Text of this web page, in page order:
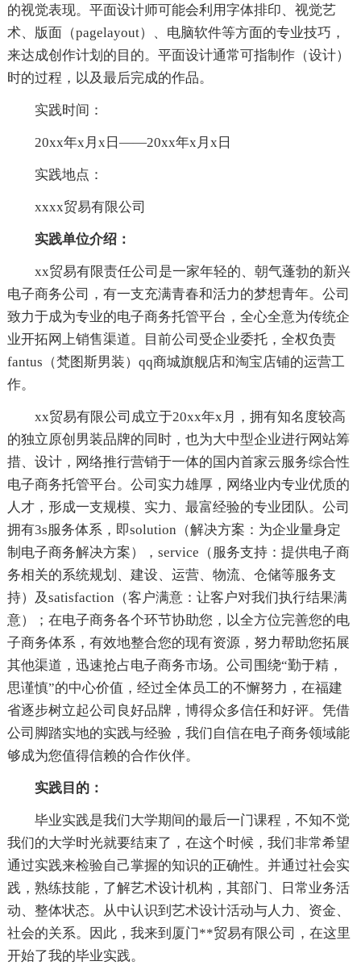
的视觉表现。平面设计师可能会利用字体排印、视觉艺
术、版面（pagelayout）、电脑软件等方面的专业技巧，
来达成创作计划的目的。平面设计通常可指制作（设计）
时的过程，以及最后完成的作品。
实践时间：
20xx年x月x日——20xx年x月x日
实践地点：
xxxx贸易有限公司
实践单位介绍：
xx贸易有限责任公司是一家年轻的、朝气蓬勃的新兴
电子商务公司，有一支充满青春和活力的梦想青年。公司
致力于成为专业的电子商务托管平台，全心全意为传统企
业开拓网上销售渠道。目前公司受企业委托，全权负责
fantus（梵图斯男装）qq商城旗舰店和淘宝店铺的运营工
作。
xx贸易有限公司成立于20xx年x月，拥有知名度较高
的独立原创男装品牌的同时，也为大中型企业进行网站筹
措、设计，网络推行营销于一体的国内首家云服务综合性
电子商务托管平台。公司实力雄厚，网络业内专业优质的
人才，形成一支规模、实力、最富经验的专业团队。公司
拥有3s服务体系，即solution（解决方案：为企业量身定
制电子商务解决方案），service（服务支持：提供电子商
务相关的系统规划、建设、运营、物流、仓储等服务支
持）及satisfaction（客户满意：让客户对我们执行结果满
意）；在电子商务各个环节协助您，以全方位完善您的电
子商务体系，有效地整合您的现有资源，努力帮助您拓展
其他渠道，迅速抢占电子商务市场。公司围绕“勤于精，
思谨慎”的中心价值，经过全体员工的不懈努力，在福建
省逐步树立起公司良好品牌，博得众多信任和好评。凭借
公司脚踏实地的实践与经验，我们自信在电子商务领域能
够成为您值得信赖的合作伙伴。
实践目的：
毕业实践是我们大学期间的最后一门课程，不知不觉
我们的大学时光就要结束了，在这个时候，我们非常希望
通过实践来检验自己掌握的知识的正确性。并通过社会实
践，熟练技能，了解艺术设计机构，其部门、日常业务活
动、整体状态。从中认识到艺术设计活动与人力、资金、
社会的关系。因此，我来到厦门**贸易有限公司，在这里
开始了我的毕业实践。